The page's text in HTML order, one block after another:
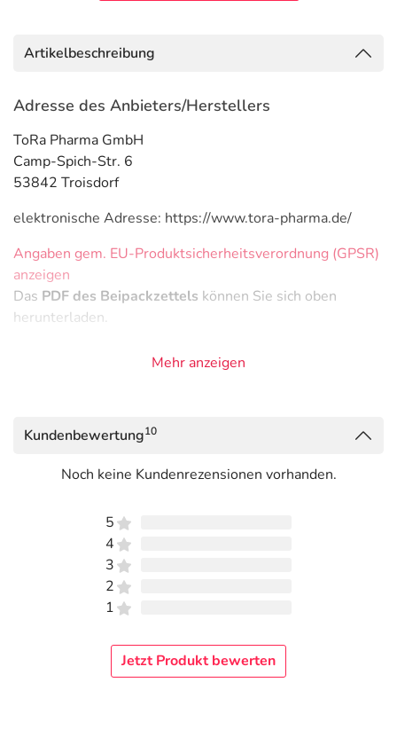
Artikelbeschreibung
Adresse des Anbieters/Herstellers
ToRa Pharma GmbH
Camp-Spich-Str. 6
53842 Troisdorf
elektronische Adresse: https://www.tora-pharma.de/
Angaben gem. EU-Produktsicherheitsverordnung (GPSR)
anzeigen
Das PDF des Beipackzettels können Sie sich oben
herunterladen.
Mehr anzeigen
Kundenbewertung10
Noch keine Kundenrezensionen vorhanden.
5
4
3
2
1
Jetzt Produkt bewerten